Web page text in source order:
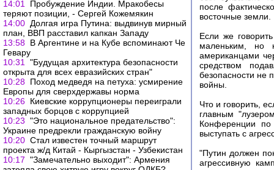
14:01
Пробуждение Индии. Мракобесы
теряют позиции, - Сергей Кожемякин
14:00 Долгая игра Путина: выдвинув мирный
план, ВВП расставил капкан Западу
13:58 В Аргентине и на Кубе вспоминают Че
Гевару
10:31
"Будущая архитектура безопасности
открыта для всех евразийских стран"
10:28 Поход медведя на петуха: усмирение
Европы для сверхдержавы норма
10:26 Киевские коррупционеры переиграли
западных борцов с коррупцией
10:23 "Это национальное предательство":
Украине предрекли гражданскую войну
10:20 Стал известен точный маршрут
проекта ж/д Китай - Кыргызстан - Узбекистан
10:17 "Замечательно выходит": Армения
после
восточные земли.
Если же
маленьким, но
американцами
средством
безопасности не
войны.
Что и говорить,
главным
Конференции по
выступать с
"Путин должен
агрессивную